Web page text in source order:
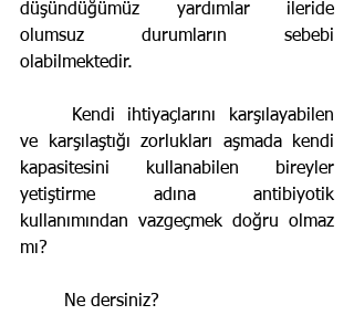
düşündüğümüz yardımlar ileride
olumsuz durumların sebebi
olabilmektedir.
ve karşılaştığı zorlukları aşmada kendi
kapasitesini kullanabilen bireyler
yetiştirme adına antibiyotik
kullanımından vazgeçmek doğru olmaz
mı?
	Ne dersiniz?